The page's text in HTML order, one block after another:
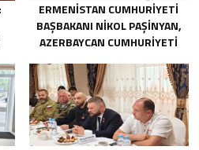
ERMENISTAN CUMHURIYETI
BAŞBAKANI NIKOL PAŞINYAN,
AZERBAYCAN CUMHURIYETI
ALIYEV’I ARADI